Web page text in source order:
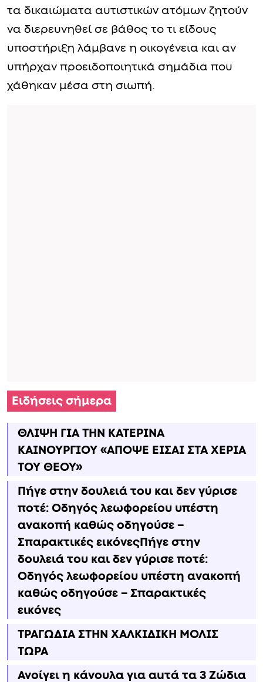
τα δικαιώματα αυτιστικών ατόμων ζητούν
να διερευνηθεί σε βάθος το τι είδους
υποστήριξη λάμβανε η οικογένεια και αν
υπήρχαν προειδοποιητικά σημάδια που
χάθηκαν μέσα στη σιωπή.
Ειδήσεις σήμερα
ΘΛΙΨΗ ΓΙΑ ΤΗΝ ΚΑΤΕΡΙΝΑ
ΚΑΙΝΟΥΡΓΙΟΥ «ΑΠΟΨΕ ΕΙΣΑΙ ΣΤΑ ΧΕΡΙΑ
ΤΟΥ ΘΕΟΥ»
Πήγε στην δουλειά του και δεν γύρισε
ποτέ: Οδηγός λεωφορείου υπέστη
ανακοπή καθώς οδηγούσε –
Σπαρακτικές εικόνεςΠήγε στην
δουλειά του και δεν γύρισε ποτέ:
Οδηγός λεωφορείου υπέστη ανακοπή
καθώς οδηγούσε – Σπαρακτικές
εικόνες
ΤΡΑΓΩΔΙΑ ΣΤΗΝ ΧΑΛΚΙΔΙΚΗ ΜΟΛΙΣ
ΤΩΡΑ
Ανοίγει η κάνουλα για αuτά τα 3 Zώδια